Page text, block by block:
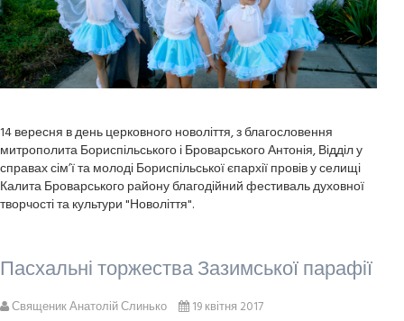
14 вересня в день церковного новоліття, з благословення
митрополита Бориспільського і Броварського Антонія, Відділ у
справах сім’ї та молоді Бориспільської єпархії провів у селищі
Калита Броварського району благодійний фестиваль духовної
творчості та культури "Новоліття".
Пасхальні торжества Зазимської парафії
Священик Анатолій Слинько 19 квітня 2017